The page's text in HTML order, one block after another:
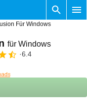
Für Windows
für Windows
6.4